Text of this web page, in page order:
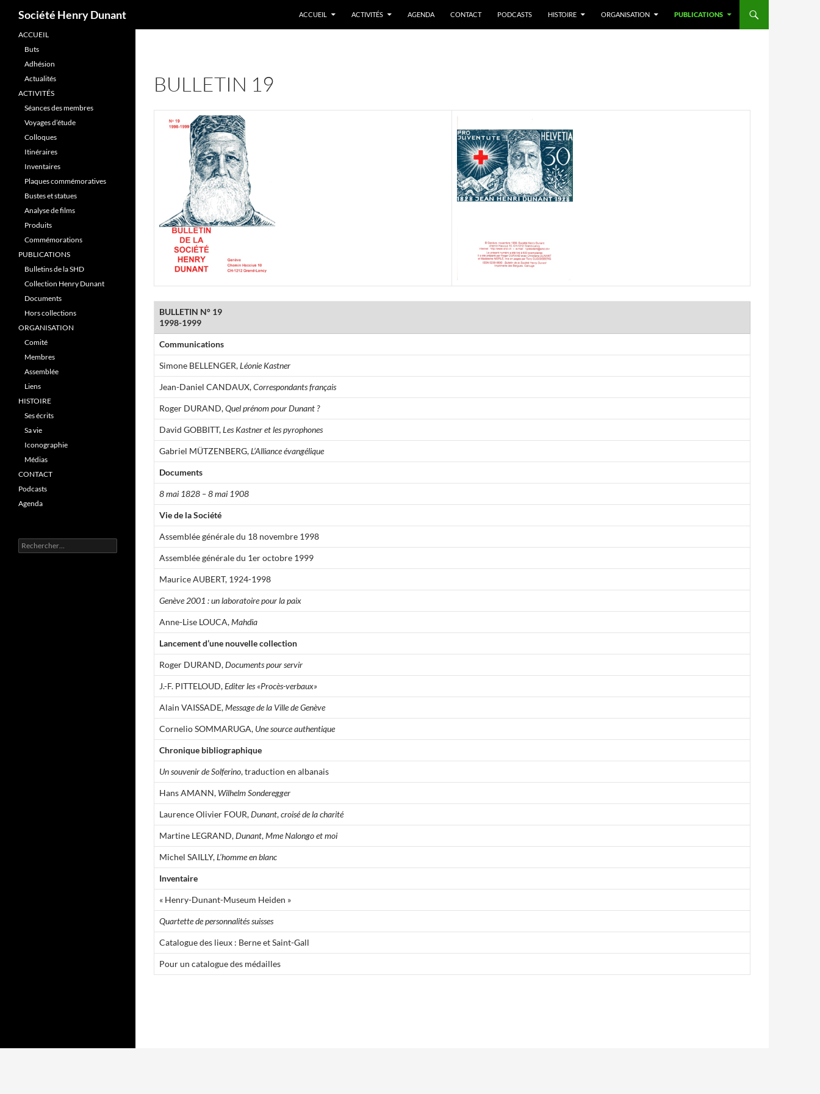
Aller
contenu
Société Henry Dunant ACCUEIL ACTIVITÉS AGENDA CONTACT PODCASTS HISTOIRE ORGANISATION PUBLICATIONS
BULLETIN 19
BULLETIN N° 19
1998-1999
Communications
Simone BELLENGER,Léonie Kastner
Jean-Daniel CANDAUX,Correspondants français
Roger DURAND,Quel prénom pour Dunant ?
David GOBBITT,Les Kastner et les pyrophones
Gabriel MÜTZENBERG,L’Alliance évangélique
Documents
8 mai 1828 – 8 mai 1908
Vie de la Société
Assemblée générale du 18 novembre 1998
Assemblée générale du 1er octobre 1999
Maurice AUBERT, 1924-1998
Genève 2001 : un laboratoire pour la paix
Anne-Lise LOUCA,Mahdia
Lancement d’une nouvelle collection
Roger DURAND,Documents pour servir
J.-F. PITTELOUD,Editer les «Procès-verbaux»
Alain VAISSADE,Message de la Ville de Genève
Cornelio SOMMARUGA, Une source authentique
Chronique bibliographique
Un souvenir de Solferino, traduction en albanais
Hans AMANN, Wilhelm Sonderegger
Laurence Olivier FOUR,Dunant,croisé de la charité
Martine LEGRAND,Dunant,Mme Nalongo et moi
Michel SAILLY,L’homme en blanc
Inventaire
« Henry-Dunant-Museum Heiden »
Quartette de personnalités suisses
Catalogue des lieux : Berne et Saint-Gall
Pour un catalogue des médailles
ACCUEIL
Buts
Adhésion
Actualités
ACTIVITÉS
Séances des membres
Voyages d’étude
Colloques
Itinéraires
Inventaires
Plaques commémoratives
Bustes et statues
Analyse de films
Produits
Commémorations
PUBLICATIONS
Bulletins de la SHD
Collection Henry Dunant
Documents
Hors collections
ORGANISATION
Comité
Membres
Assemblée
Liens
HISTOIRE
Ses écrits
Sa vie
Iconographie
Médias
CONTACT
Podcasts
Agenda
R
e